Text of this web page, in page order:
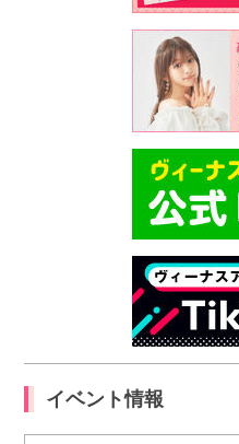
イベント情報